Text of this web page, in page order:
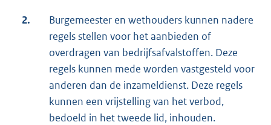
2.
Burgemeester en wethouders kunnen nadere
regels stellen voor het aanbieden of
overdragen van bedrijfsafvalstoffen. Deze
regels kunnen mede worden vastgesteld voor
anderen dan de inzameldienst. Deze regels
kunnen een vrijstelling van het verbod,
bedoeld in het tweede lid, inhouden.